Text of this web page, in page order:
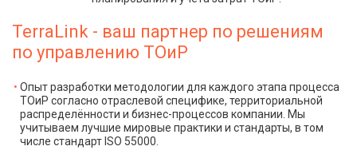
TerraLink - ваш партнер по решениям
по управлению ТОиР
Опыт разработки методологии для каждого этапа процесса
ТОиР согласно отраслевой специфике, территориальной
распределённости и бизнес-процессов компании. Мы
учитываем лучшие мировые практики и стандарты, в том
числе стандарт ISO 55000.